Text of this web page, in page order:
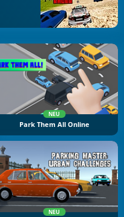
NEU
Park Them All Online
NEU